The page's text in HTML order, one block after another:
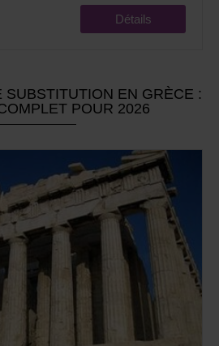
de votre enfant tant attendu et
Détails
SUBSTITUTION EN GRÈCE :
POUR 2026